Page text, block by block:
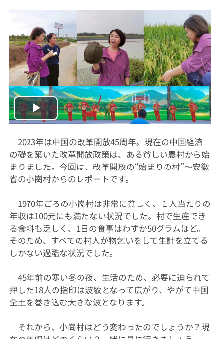
Play
Video
2023年は中国の改革開放45周年。現在の中国経済
の礎を築いた改革開放政策は、ある貧しい農村から始
まりました。今回は、改革開放の“始まりの村”〜安徽
省の小崗村からのレポートです。
1970年ごろの小崗村は非常に貧しく、１人当たりの
年収は100元にも満たない状況でした。村で生産でき
る食料も乏しく、1日の食事はわずか50グラムほど。
そのため、すべての村人が物乞いをして生計を立てる
しかない過酷な状況でした。
45年前の寒い冬の夜、生活のため、必要に迫られて
押した18人の指印は波紋となって広がり、やがて中国
全土を巻き込む大きな波となります。
それから、小崗村はどう変わったのでしょうか？現